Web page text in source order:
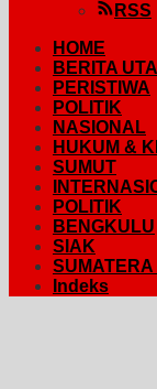
RSS
HOME
BERITA
PERISTIWA
POLITIK
NASIONAL
HUKUM &
SUMUT
POLITIK
BENGKULU
SIAK
SUMATERA
Indeks